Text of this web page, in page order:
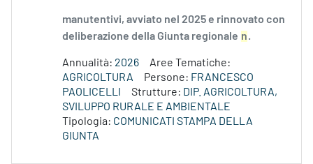
manutentivi, avviato nel 2025 e rinnovato con
deliberazione della Giunta regionale n.
Annualità: 2026
Aree Tematiche:
AGRICOLTURA
Persone: FRANCESCO
PAOLICELLI
Strutture: DIP. AGRICOLTURA,
SVILUPPO RURALE E AMBIENTALE
Tipologia: COMUNICATI STAMPA DELLA
GIUNTA